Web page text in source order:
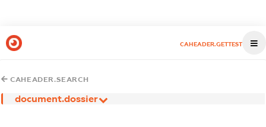
CAHEADER.GETTEST
CAHEADER.SEARCH
document.dossier